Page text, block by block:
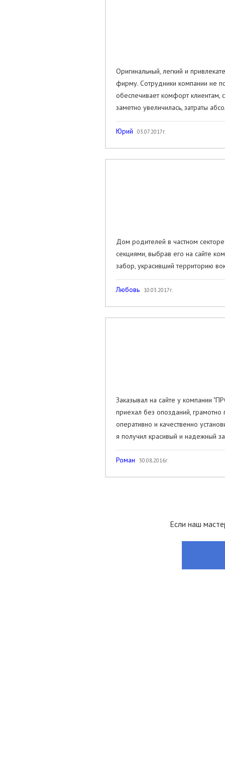
Оригинальный, легкий и
фирму. Сотрудники компании не
обеспечивает комфорт клиентам,
заметно увеличилась, затраты
Юрий 03.07.2017г.
Дом родителей в частном
секциями, выбрав его на сайте
забор, украсивший территорию
Любовь 10.03.2017г.
Заказывал на сайте у компании
приехал без опозданий,
оперативно и качественно
я получил красивый и надежный
Роман 30.08.2016г.
Если наш